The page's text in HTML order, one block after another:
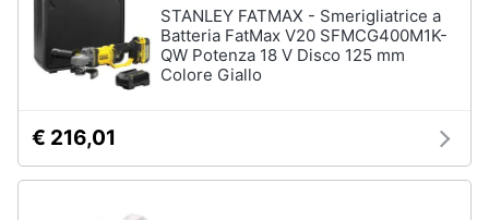
Brico
e
Giardinaggio
Salute
e
Trappola
topi
STANLEY FATMAX - Smerigliatrice a
Batteria FatMax V20 SFMCG400M1K-
QW Potenza 18 V Disco 125 mm
Colore Giallo
€ 216,01